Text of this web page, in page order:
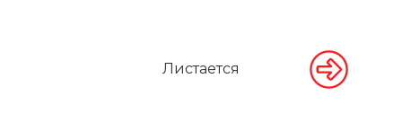
Листается
Листается
Листается
Листается
Листается
Листается
Листается
Листается
Листается
Листается
Листается
Листается
Листается
Листается
Листается